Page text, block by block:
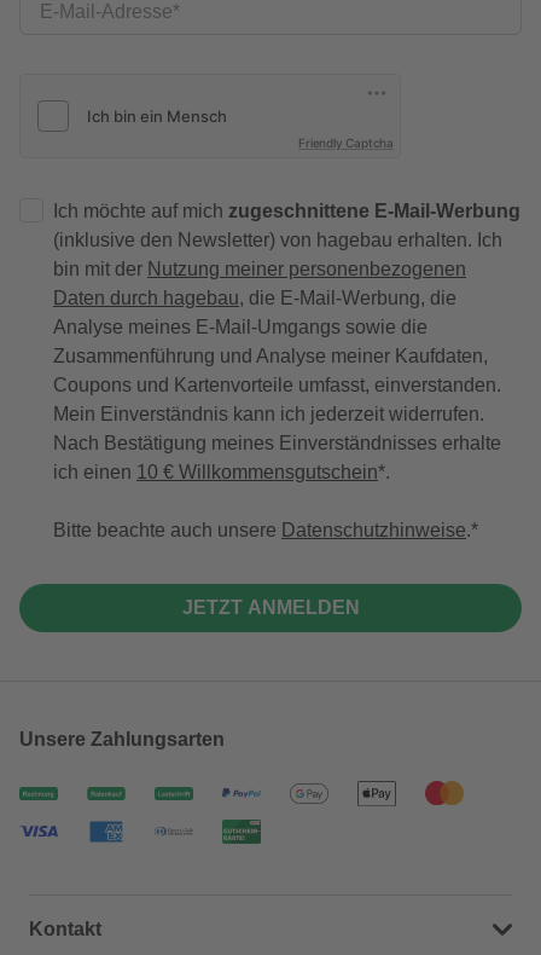
E-Mail-Adresse
Friendly Captcha
Ich möchte auf mich zugeschnittene E-Mail-Werbung
(inklusive den Newsletter) von hagebau erhalten. Ich
bin mit der Nutzung meiner personenbezogenen
Daten durch hagebau, die E-Mail-Werbung, die
Analyse meines E-Mail-Umgangs sowie die
Zusammenführung und Analyse meiner Kaufdaten,
Coupons und Kartenvorteile umfasst, einverstanden.
Mein Einverständnis kann ich jederzeit widerrufen.
Nach Bestätigung meines Einverständnisses erhalte
ich einen 10 € Willkommensgutschein*.
Bitte beachte auch unsere Datenschutzhinweise.
JETZT ANMELDEN
Unsere Zahlungsarten
Kontakt